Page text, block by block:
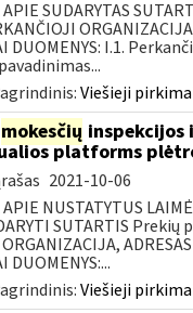
SUDARYTAS
DUOMENYS: I.1.
Viešieji
mokesčių
platforms
2021-10-06
NUSTATYTUS
SUTARTIS Prekių
ADRESAS
Viešieji